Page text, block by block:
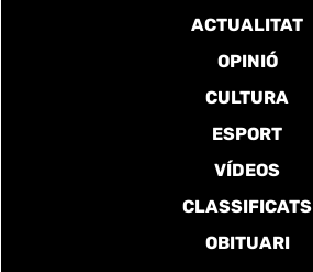
ACTUALITAT
OPINIÓ
CULTURA
ESPORT
VÍDEOS
CLASSIFICATS
OBITUARI